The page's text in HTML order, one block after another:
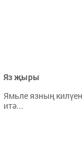
Яз җыры
Ямьле язның
итә...